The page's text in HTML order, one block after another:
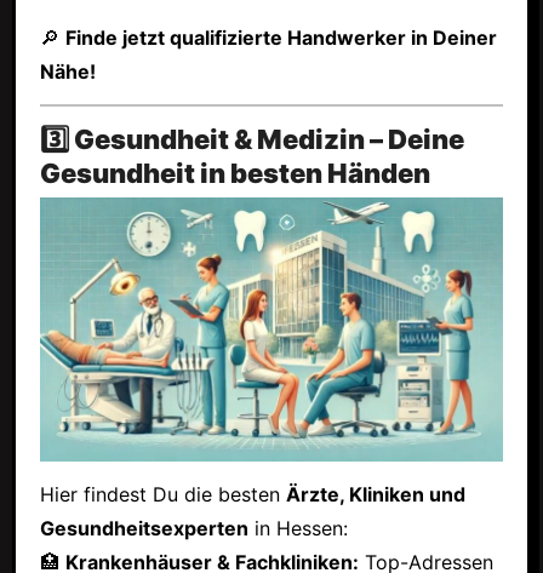
🔎 Finde jetzt qualifizierte Handwerker in Deiner
Nähe!
3️⃣ Gesundheit & Medizin – Deine
Gesundheit in besten Händen
Hier findest Du die besten Ärzte, Kliniken und
Gesundheitsexperten in Hessen:
🏥 Krankenhäuser & Fachkliniken: Top-Adressen